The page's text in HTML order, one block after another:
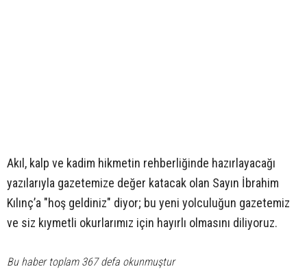
Akıl, kalp ve kadim hikmetin rehberliğinde hazırlayacağı
yazılarıyla gazetemize değer katacak olan Sayın İbrahim
Kılınç’a "hoş geldiniz" diyor; bu yeni yolculuğun gazetemiz
ve siz kıymetli okurlarımız için hayırlı olmasını diliyoruz.
Bu haber toplam 367 defa okunmuştur